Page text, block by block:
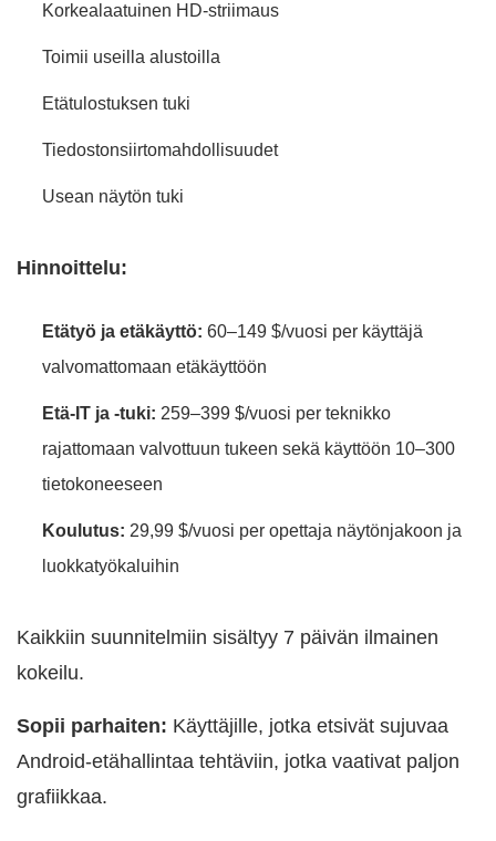
Korkealaatuinen HD-striimaus
Toimii useilla alustoilla
Etätulostuksen tuki
Tiedostonsiirtomahdollisuudet
Usean näytön tuki
Hinnoittelu:
Etätyö ja etäkäyttö: 60–149 $/vuosi per käyttäjä
valvomattomaan etäkäyttöön
Etä-IT ja -tuki: 259–399 $/vuosi per teknikko
rajattomaan valvottuun tukeen sekä käyttöön 10–300
tietokoneeseen
Koulutus: 29,99 $/vuosi per opettaja näytönjakoon ja
luokkatyökaluihin
Kaikkiin suunnitelmiin sisältyy 7 päivän ilmainen
kokeilu.
Sopii parhaiten: Käyttäjille, jotka etsivät sujuvaa
Android-etähallintaa tehtäviin, jotka vaativat paljon
grafiikkaa.